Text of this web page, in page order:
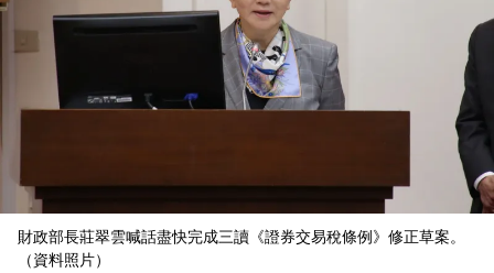
財政部長莊翠雲喊話盡快完成三讀《證券交易稅條例》修正草案。
（資料照片）